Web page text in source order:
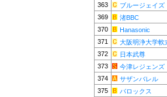
363
ブルージェイズ
369
渚BBC
370
Hanasonic
371
大阪明浄大学軟
372
日本武尊
373
今津レジェンズ
374
サザンバレル
375
バロックス